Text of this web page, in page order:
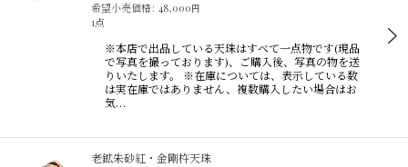
希望小売価格: 48,000円
1点
※本店で出品している天珠はすべて一点物です(現品
で写真を撮っております)、ご購入後、写真の物を送
りいたします。 ※在庫については、表示している数
は実在庫ではありません、複数購入したい場合はお
気…
老鉱朱砂紅・金剛杵天珠